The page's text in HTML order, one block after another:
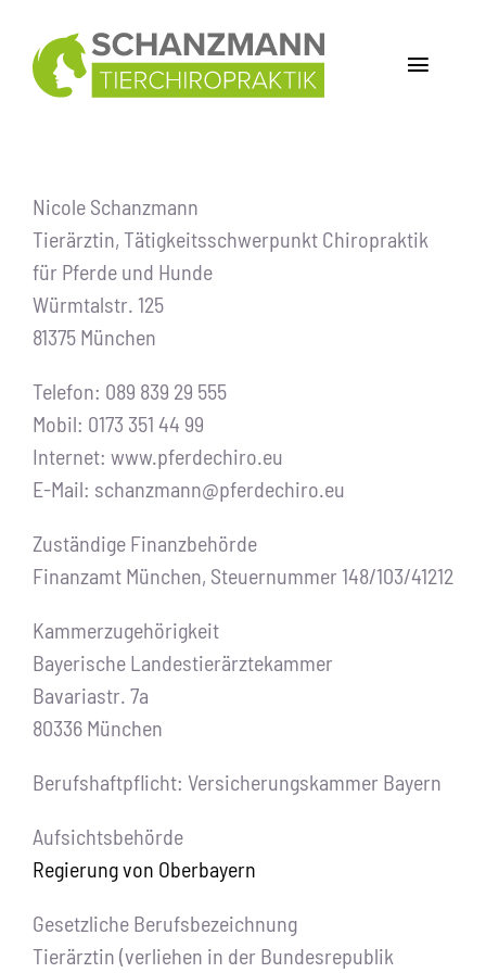
Inhalt
springen
Toggle
Chiropraktik bei Pferden
Über mich
Selbsttest
Kontakt
Nicole Schanzmann
Tierärztin, Tätigkeitsschwerpunkt Chiropraktik
für Pferde und Hunde
Würmtalstr. 125
81375 München
Telefon: 089 839 29 555
Mobil: 0173 351 44 99
Internet: www.pferdechiro.eu
E-Mail: schanzmann@pferdechiro.eu
Zuständige Finanzbehörde
Finanzamt München, Steuernummer 148/103/41212
Kammerzugehörigkeit
Bayerische Landestierärztekammer
Bavariastr. 7a
80336 München
Berufshaftpflicht: Versicherungskammer Bayern
Aufsichtsbehörde
Regierung von Oberbayern
Gesetzliche Berufsbezeichnung
Tierärztin (verliehen in der Bundesrepublik